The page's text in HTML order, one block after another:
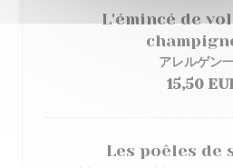
L'émincé de
アレルゲン
15,50
Les poêles de